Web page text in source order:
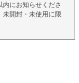
にお知らせくださ
未開封・未使用に限